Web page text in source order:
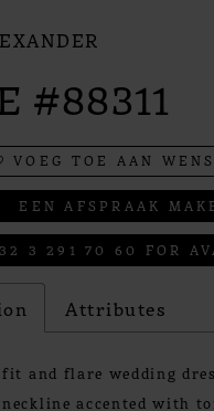
#88311
VOEG TOE AAN
EEN AFSPRAAK
3 291 70 60 FOR
Attributes
and flare wedding
accented with